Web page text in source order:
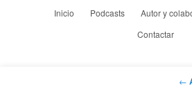
Inicio Podcasts Autor y
Contactar
←